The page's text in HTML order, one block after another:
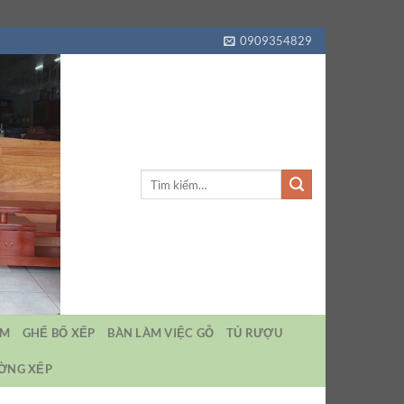
0909354829
GHẾ BỐ XẾP BÀN LÀM VIỆC GỖ TỦ RƯỢU
XẾP